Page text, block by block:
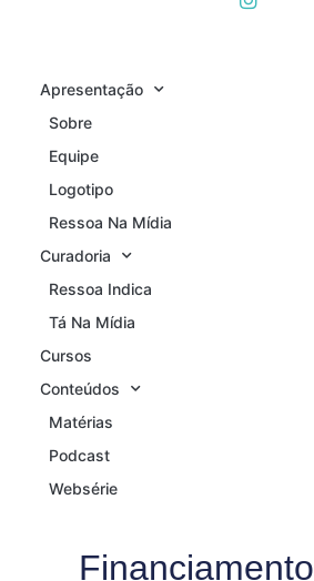
Apresentação
Sobre
Equipe
Logotipo
Ressoa Na Mídia
Curadoria
Ressoa Indica
Tá Na Mídia
Cursos
Conteúdos
Matérias
Podcast
Websérie
Financiamento